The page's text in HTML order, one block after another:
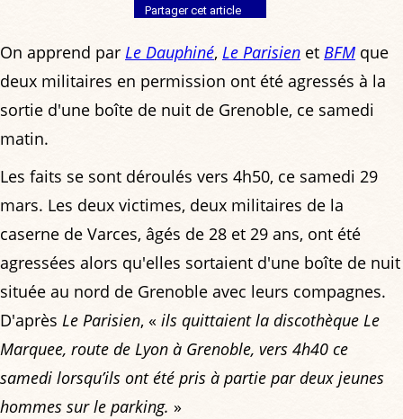
Partager cet article
On apprend par Le Dauphiné, Le Parisien et BFM que
deux militaires en permission ont été agressés à la
sortie d'une boîte de nuit de Grenoble, ce samedi
matin.
Les faits se sont déroulés vers 4h50, ce samedi 29
mars. Les deux victimes, deux militaires de la
caserne de Varces, âgés de 28 et 29 ans, ont été
agressées alors qu'elles sortaient d'une boîte de nuit
située au nord de Grenoble avec leurs compagnes.
D'après Le Parisien, « ils quittaient la discothèque Le
Marquee, route de Lyon à Grenoble, vers 4h40 ce
samedi lorsqu’ils ont été pris à partie par deux jeunes
hommes sur le parking. »